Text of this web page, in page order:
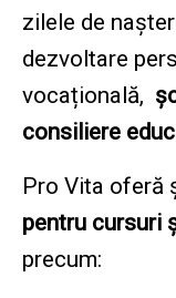
zilele de
dezvoltare
vocațională,
consiliere
Pro Vita oferă
pentru cursuri
precum: